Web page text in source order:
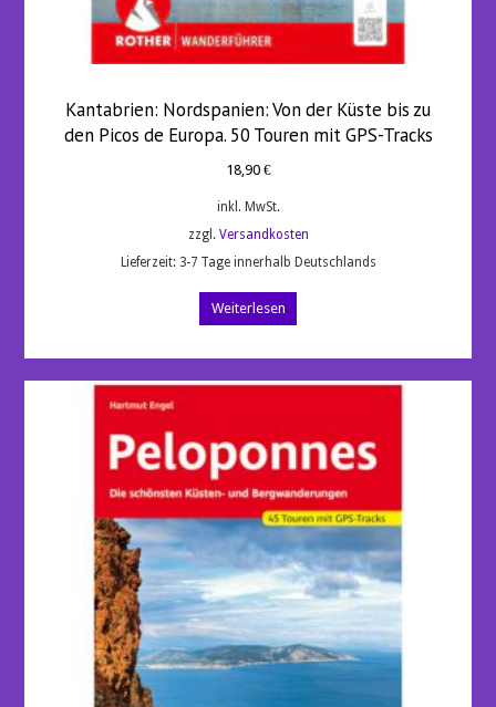
Kantabrien: Nordspanien: Von der Küste bis zu
den Picos de Europa. 50 Touren mit GPS-Tracks
18,90 €
inkl. MwSt.
zzgl. Versandkosten
Lieferzeit: 3-7 Tage innerhalb Deutschlands
Weiterlesen